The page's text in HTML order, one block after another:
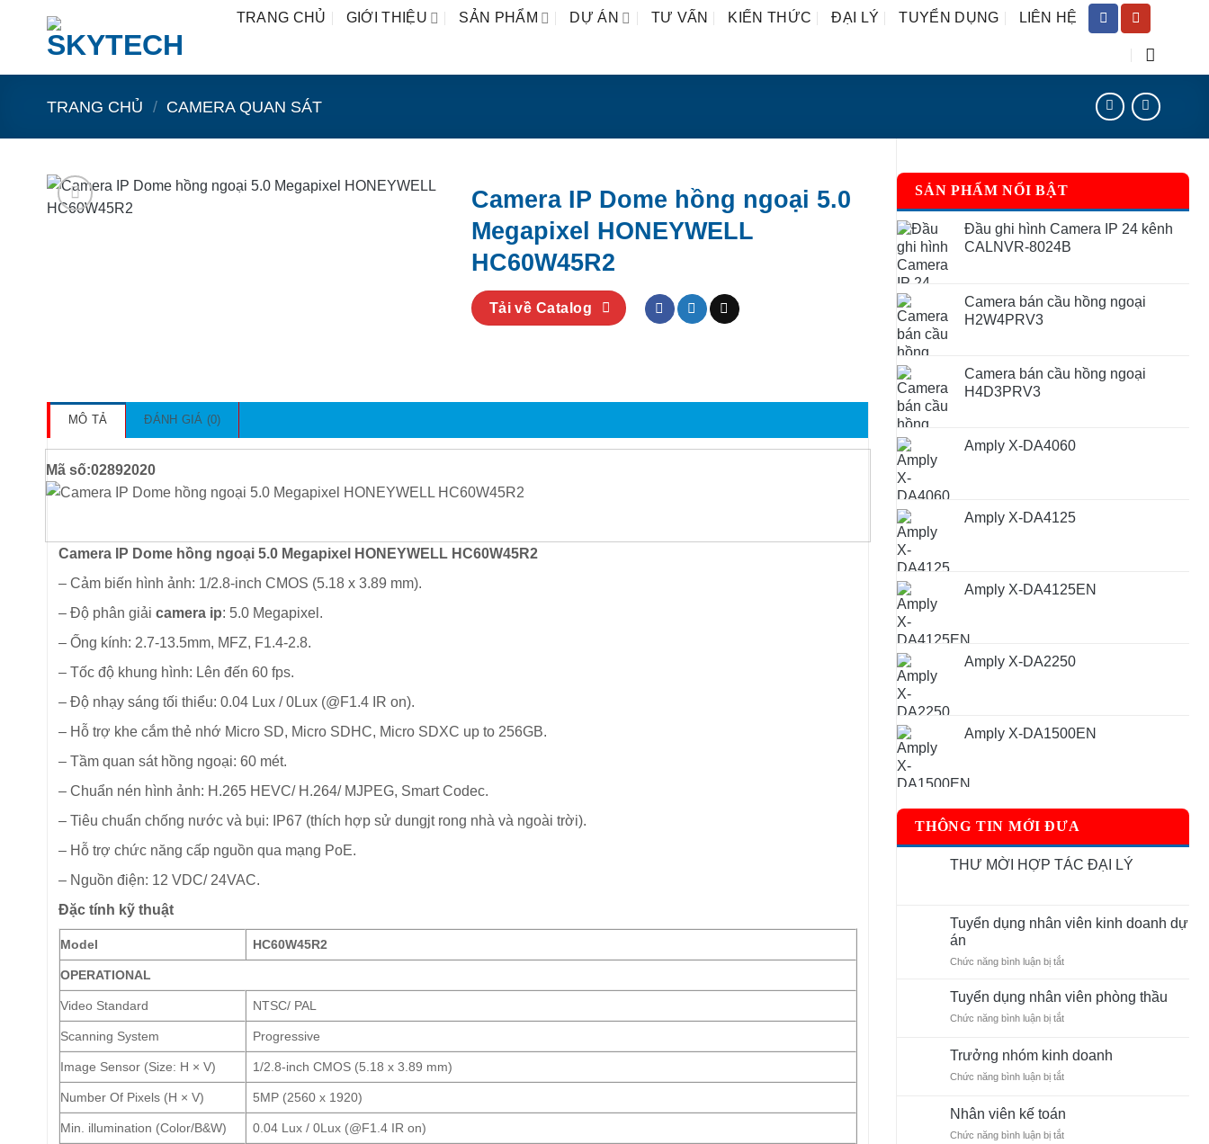
dung
TRANG CHỦ GIỚI THIỆU SẢN PHẨM DỰ ÁN TƯ VẤN KIẾN THỨC ĐẠI LÝ TUYỂN DỤNG LIÊN HỆ
TRANG CHỦ / CAMERA QUAN SÁT
SẢN PHẨM NỔI BẬT
Đầu ghi hình Camera IP 24 kênh
CALNVR-8024B
Camera bán cầu hồng ngoại
H2W4PRV3
Camera bán cầu hồng ngoại
H4D3PRV3
Amply X-DA4060
Amply X-DA4125
Amply X-DA4125EN
Amply X-DA2250
Amply X-DA1500EN
THÔNG TIN MỚI ĐƯA
THƯ MỜI HỢP TÁC ĐẠI LÝ
luận
ở
THƯ
HỢP
LÝ
Tuyển dụng nhân viên kinh doanh dự
án
Chức năng bình luận bị tắtở
dụng
viên
doanh
án
Tuyển dụng nhân viên phòng thầu
Chức năng bình luận bị tắtở
dụng
nhân
viên
thầu
Trưởng nhóm kinh doanh
Chức năng bình luận bị tắtở
kinh
doanh
Nhân viên kế toán
Chức năng bình luận bị tắtở
Camera IP Dome hồng ngoại 5.0
Megapixel HONEYWELL
HC60W45R2
Tải về Catalog
MÔ TẢ ĐÁNH GIÁ (0)
Mã số:02892020
Camera IP Dome hồng ngoại 5.0 Megapixel HONEYWELL HC60W45R2
– Cảm biến hình ảnh: 1/2.8-inch CMOS (5.18 x 3.89 mm).
– Độ phân giải camera ip: 5.0 Megapixel.
– Ống kính: 2.7-13.5mm, MFZ, F1.4-2.8.
– Tốc độ khung hình: Lên đến 60 fps.
– Độ nhạy sáng tối thiểu: 0.04 Lux / 0Lux (@F1.4 IR on).
– Hỗ trợ khe cắm thẻ nhớ Micro SD, Micro SDHC, Micro SDXC up to 256GB.
– Tầm quan sát hồng ngoại: 60 mét.
– Chuẩn nén hình ảnh: H.265 HEVC/ H.264/ MJPEG, Smart Codec.
– Tiêu chuẩn chống nước và bụi: IP67 (thích hợp sử dungjt rong nhà và ngoài trời).
– Hỗ trợ chức năng cấp nguồn qua mạng PoE.
– Nguồn điện: 12 VDC/ 24VAC.
Đặc tính kỹ thuật
Model HC60W45R2
OPERATIONAL
Video Standard NTSC/ PAL
Scanning System Progressive
Image Sensor (Size: H × V) 1/2.8-inch CMOS (5.18 x 3.89 mm)
Number Of Pixels (H × V) 5MP (2560 x 1920)
Min. illumination (Color/B&W) 0.04 Lux / 0Lux (@F1.4 IR on)